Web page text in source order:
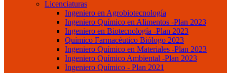
Licenciaturas
Ingeniero en Agrobiotecnología
Ingeniero Químico en Alimentos -Plan 2023
Ingeniero en Biotecnología -Plan 2023
Químico Farmacéutico Biólogo 2023
Ingeniero Químico en Materiales -Plan 2023
Ingeniero Químico Ambiental -Plan 2023
Ingeniero Químico - Plan 2021